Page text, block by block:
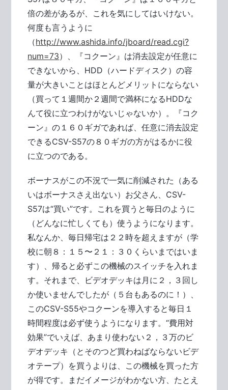
倍の差があるが、これを気にしてはいけない。
何度も言うように
（http://www.ashida.info/jboard/read.cgi?
num=73）、『コクーン』は消去設定が任意に
できないから、HDD（ハードディスク）の容
量が大きいことはほとんどメリットにならない
（買って１週間か２週間で満杯になるHDDな
んて役に立つわけがないじゃないか）。『コク
ーン』の１６０ギガであれば、任意に消去設定
できるCSV-S57の８０ギガの方がはるかに役
に立つのである。
ボーナスがこの不況で一気に削減された（ある
いはボーナスさえ出ない）お父さん、CSV-
S57は“買い”です。これを買うと毎日のように
（どんなに忙しくても）使うようになります。
私なんか、毎日帰宅は２２時を超えますが（学
校に朝８：１５〜２１：３０くらいまではいま
す）、帰ると必ずこの機械のスイッチを入れま
す。それまで、ビデオデッキは月に２，３回し
か使いませんでしたが（５台もあるのに！）、
このCSV-S55やコクーンを導入すると毎日１
時間程度は必ず使うようになります。“費用対
効果”でいえば、あまり使わない２，３万のビ
デオデッキ（とそのつど買わねばならないビデ
オテープ）を買うよりは、この機械を買った方
が得です。まだイメージがわかない方、たとえ